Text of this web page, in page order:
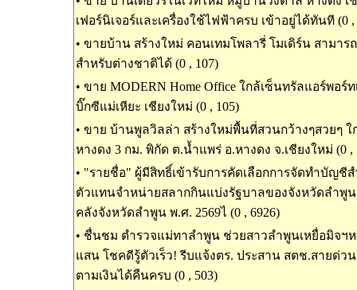
เฟอร์นิเจอร์และเครื่องใช้ไฟฟ้าครบ เข้าอยู่ได้ทันที (0 ,
• ขายบ้าน สร้างใหม่ คอนเทมโพลารี่ โมเดิร์น สามารถ
สำหรับต่างชาติได้ (0 , 107)
• ขาย MODERN Home Office ใกล้เซ็นทรัลแอร์พอร์
บิ๊กซีแม่เหียะ เชียงใหม่ (0 , 105)
• ขาย บ้านพูลวิลล่า สร้างใหม่พื้นที่สวนกว้างๆสวยๆ
หางดง 3 กม. พิกัด ต.น้ำแพร่ อ.หางดง จ.เชียงใหม่ (0 ,
• "รายชื่อ" ผู้มีสิทธิ์เข้ารับการคัดเลือกการจัดทำบัญชีส
ตัวแทนจำหน่ายสลากกินแบ่งรัฐบาลของจังหวัดลำพู
คลังจังหวัดลำพูน พ.ศ. 2569ไ (0 , 6926)
• ชื่นชม ตำรวจแม่ทาลำพูน ช่วยสาวลำพูนเหยื่อมิจฯห
แสน โชคดีรู้ตัวเร็ว! รีบแจ้งตร. ประสาน สตช.สายด่ว
ตามเงินได้คืนครบ (0 , 503)